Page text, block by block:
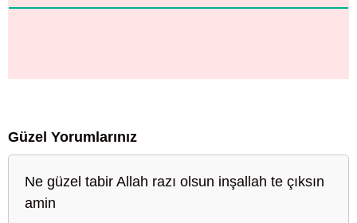
Güzel Yorumlarınız
Ne güzel tabir Allah razı olsun inşallah te çıksın
amin